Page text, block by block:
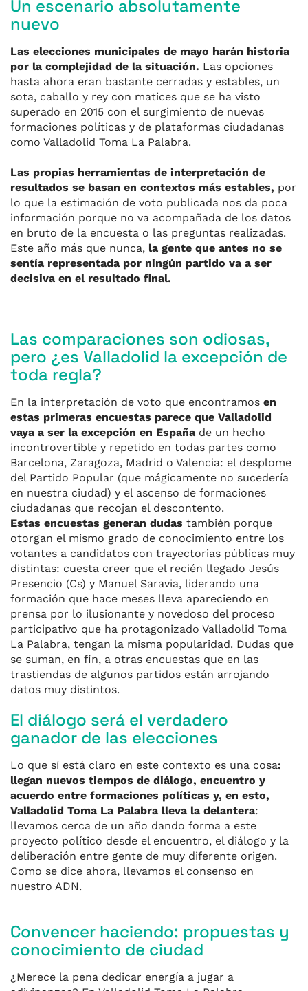
Un escenario absolutamente
nuevo
Las elecciones municipales de mayo harán historia
por la complejidad de la situación. Las opciones
hasta ahora eran bastante cerradas y estables, un
sota, caballo y rey con matices que se ha visto
superado en 2015 con el surgimiento de nuevas
formaciones políticas y de plataformas ciudadanas
como Valladolid Toma La Palabra.
Las propias herramientas de interpretación de
resultados se basan en contextos más estables, por
lo que la estimación de voto publicada nos da poca
información porque no va acompañada de los datos
en bruto de la encuesta o las preguntas realizadas.
Este año más que nunca, la gente que antes no se
sentía representada por ningún partido va a ser
decisiva en el resultado final.
Las comparaciones son odiosas,
pero ¿es Valladolid la excepción de
toda regla?
En la interpretación de voto que encontramos en
estas primeras encuestas parece que Valladolid
vaya a ser la excepción en España de un hecho
incontrovertible y repetido en todas partes como
Barcelona, Zaragoza, Madrid o Valencia: el desplome
del Partido Popular (que mágicamente no sucedería
en nuestra ciudad) y el ascenso de formaciones
ciudadanas que recojan el descontento.
Estas encuestas generan dudas también porque
otorgan el mismo grado de conocimiento entre los
votantes a candidatos con trayectorias públicas muy
distintas: cuesta creer que el recién llegado Jesús
Presencio (Cs) y Manuel Saravia, liderando una
formación que hace meses lleva apareciendo en
prensa por lo ilusionante y novedoso del proceso
participativo que ha protagonizado Valladolid Toma
La Palabra, tengan la misma popularidad. Dudas que
se suman, en fin, a otras encuestas que en las
trastiendas de algunos partidos están arrojando
datos muy distintos.
El diálogo será el verdadero
ganador de las elecciones
Lo que sí está claro en este contexto es una cosa:
llegan nuevos tiempos de diálogo, encuentro y
acuerdo entre formaciones políticas y, en esto,
Valladolid Toma La Palabra lleva la delantera:
llevamos cerca de un año dando forma a este
proyecto político desde el encuentro, el diálogo y la
deliberación entre gente de muy diferente origen.
Como se dice ahora, llevamos el consenso en
nuestro ADN.
Convencer haciendo: propuestas y
conocimiento de ciudad
¿Merece la pena dedicar energía a jugar a